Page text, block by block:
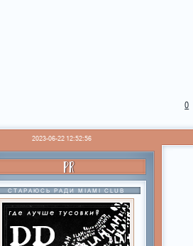
0
2023-06-22 12:52:56
PR
СТАРАЮСЬ РАДИ MIAMI CLUB